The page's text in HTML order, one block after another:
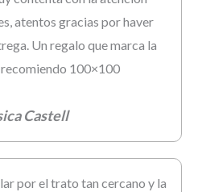
atentos gracias por haver
Un regalo que marca la
100×100
Castell
por el trato tan cercano y la